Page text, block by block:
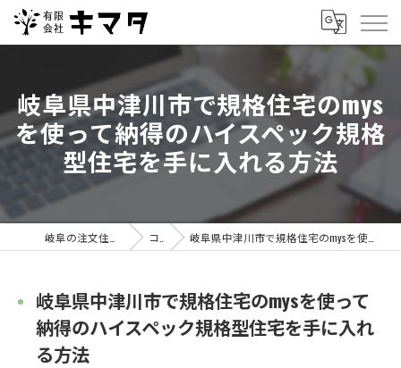
岐阜県中津川市で規格住宅のmys
を使って納得のハイスペック規格
型住宅を手に入れる方法
コラム 岐阜県中津川市で規格住宅のmysを使って納得のハイスペック規格型住宅を手に入れる方法
岐阜県中津川市で規格住宅のmysを使って
納得のハイスペック規格型住宅を手に入れ
る方法